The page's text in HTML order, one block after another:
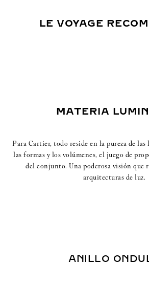
LE VOYAGE
MATERIA
Para Cartier, todo reside en la pureza de
las formas y los volúmenes, el juego de
del conjunto. Una poderosa visión que
arquitecturas de luz.
ANILLO